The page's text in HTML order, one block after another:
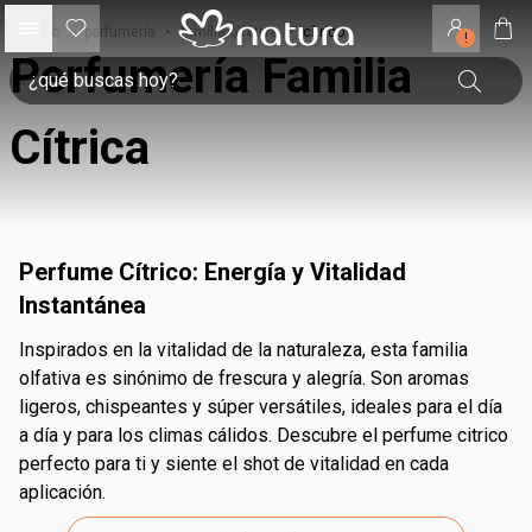
!
• perfumería • familia olfativa • cítrico
Perfumería Familia
Cítrica
Perfume Cítrico: Energía y Vitalidad
Instantánea
Inspirados en la vitalidad de la naturaleza, esta familia
olfativa es sinónimo de frescura y alegría. Son aromas
ligeros, chispeantes y súper versátiles, ideales para el día
a día y para los climas cálidos. Descubre el perfume citrico
perfecto para ti y siente el shot de vitalidad en cada
aplicación.